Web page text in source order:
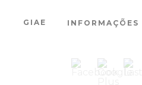
GIAE INFORMAÇÕES